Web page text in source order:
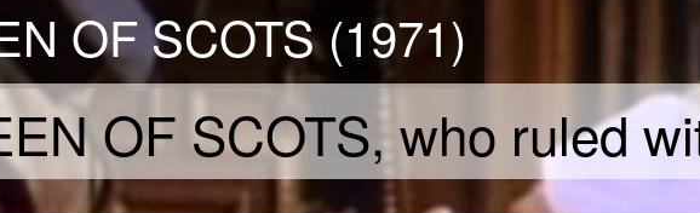
OF SCOTS (1971)
OF SCOTS, who ruled